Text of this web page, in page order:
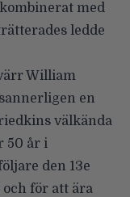
med
ledde
William
en
välkända
50 år i
den 13e
och för att ära